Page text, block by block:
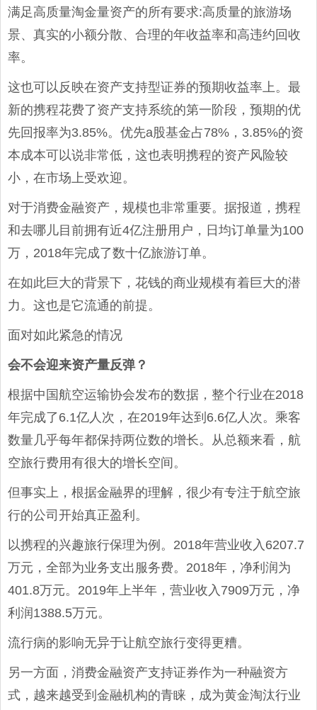
满足高质量淘金量资产的所有要求:高质量的旅游场
景、真实的小额分散、合理的年收益率和高违约回收
率。
这也可以反映在资产支持型证券的预期收益率上。最
新的携程花费了资产支持系统的第一阶段，预期的优
先回报率为3.85%。优先a股基金占78%，3.85%的资
本成本可以说非常低，这也表明携程的资产风险较
小，在市场上受欢迎。
对于消费金融资产，规模也非常重要。据报道，携程
和去哪儿目前拥有近4亿注册用户，日均订单量为100
万，2018年完成了数十亿旅游订单。
在如此巨大的背景下，花钱的商业规模有着巨大的潜
力。这也是它流通的前提。
面对如此紧急的情况
会不会迎来资产量反弹？
根据中国航空运输协会发布的数据，整个行业在2018
年完成了6.1亿人次，在2019年达到6.6亿人次。乘客
数量几乎每年都保持两位数的增长。从总额来看，航
空旅行费用有很大的增长空间。
但事实上，根据金融界的理解，很少有专注于航空旅
行的公司开始真正盈利。
以携程的兴趣旅行保理为例。2018年营业收入6207.7
万元，全部为业务支出服务费。2018年，净利润为
401.8万元。2019年上半年，营业收入7909万元，净
利润1388.5万元。
流行病的影响无异于让航空旅行变得更糟。
另一方面，消费金融资产支持证券作为一种融资方
式，越来越受到金融机构的青睐，成为黄金淘汰行业